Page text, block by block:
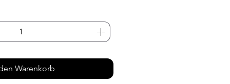
Warenkorb